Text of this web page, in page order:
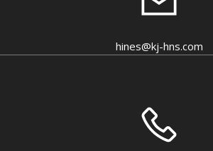
hines@kj-hns.com